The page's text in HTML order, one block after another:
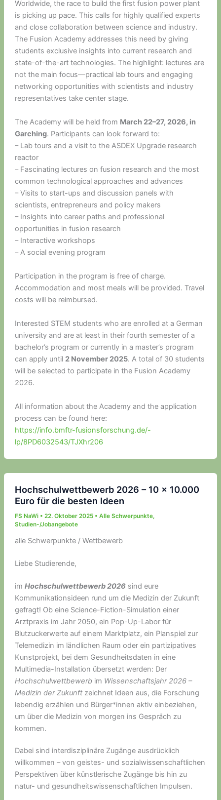
Worldwide, the race to build the first fusion power plant
is picking up pace. This calls for highly qualified experts
and close collaboration between science and industry.
The Fusion Academy addresses this need by giving
students exclusive insights into current research and
state-of-the-art technologies. The highlight: lectures are
not the main focus—practical lab tours and engaging
networking opportunities with scientists and industry
representatives take center stage.
The Academy will be held from March 22–27, 2026, in
Garching. Participants can look forward to:
– Lab tours and a visit to the ASDEX Upgrade research
reactor
– Fascinating lectures on fusion research and the most
common technological approaches and advances
– Visits to start-ups and discussion panels with
scientists, entrepreneurs and policy makers
– Insights into career paths and professional
opportunities in fusion research
– Interactive workshops
– A social evening program
Participation in the program is free of charge.
Accommodation and most meals will be provided. Travel
costs will be reimbursed.
Interested STEM students who are enrolled at a German
university and are at least in their fourth semester of a
bachelor’s program or currently in a master’s program
can apply until 2 November 2025. A total of 30 students
will be selected to participate in the Fusion Academy
2026.
All information about the Academy and the application
process can be found here:
https://info.bmftr-fusionsforschung.de/-
lp/8PD6032543/TJXhr206
Hochschulwettbewerb 2026 – 10 x 10.000
Euro für die besten Ideen
FS NaWi • 22. Oktober 2025 • Alle Schwerpunkte,
Studien-/Jobangebote
alle Schwerpunkte / Wettbewerb
Liebe Studierende,
im Hochschulwettbewerb 2026sind eure
Kommunikationsideen rund um die Medizin der Zukunft
gefragt! Ob eine Science-Fiction-Simulation einer
Arztpraxis im Jahr 2050, ein Pop-Up-Labor für
Blutzuckerwerte auf einem Marktplatz, ein Planspiel zur
Telemedizin im ländlichen Raum oder ein partizipatives
Kunstprojekt, bei dem Gesundheitsdaten in eine
Multimedia-Installation übersetzt werden: Der
Hochschulwettbewerbim Wissenschaftsjahr 2026 –
Medizin der Zukunftzeichnet Ideen aus, die Forschung
lebendig erzählen und Bürger*innen aktiv einbeziehen,
um über die Medizin von morgen ins Gespräch zu
kommen.
Dabei sind interdisziplinäre Zugänge ausdrücklich
willkommen – von geistes- und sozialwissenschaftlichen
Perspektiven über künstlerische Zugänge bis hin zu
natur- und gesundheitswissenschaftlichen Impulsen.